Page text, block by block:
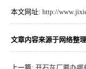
本文网址: http://
文章内容来源于网络整